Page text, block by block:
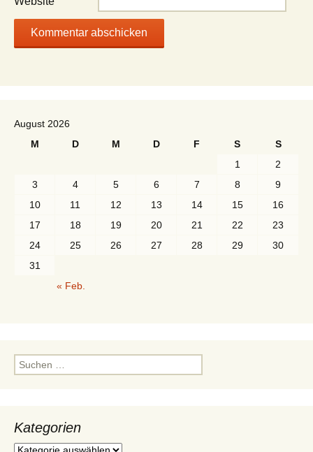
August 2026
M
D M D F S
S
1
2
3
4 5 6 7 8
9
10
11 12 13 14 15
16
17
18 19 20 21 22
23
24
25 26 27 28 29
30
31
« Feb.
Suchen
nach:
Kategorien
Kategorien